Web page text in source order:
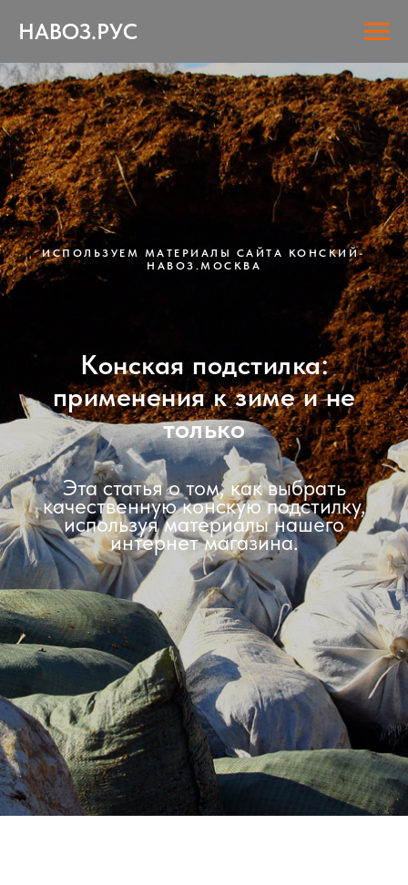
НАВОЗ.РУС
ИСПОЛЬЗУЕМ МАТЕРИАЛЫ САЙТА КОНСКИЙ-
НАВОЗ.МОСКВА
Конская подстилка:
применения к зиме и не
только
Эта статья о том, как выбрать
качественную конскую подстилку,
используя материалы нашего
интернет магазина.